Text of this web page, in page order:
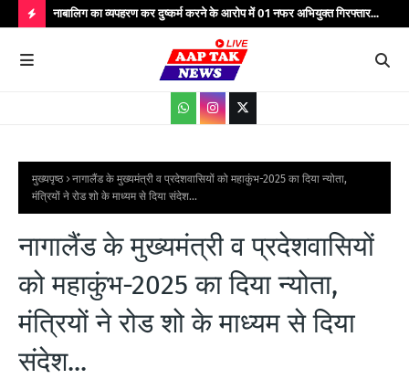
O
S
नाबालिग का व्यपहरण कर दुष्कर्म करने के आरोप में 01 नफर अभियुक्त गिरफ्तार...
मुख्यपृष्ठ
नागालैंड के मुख्यमंत्री व प्रदेशवासियों को महाकुंभ-2025 का दिया न्योता,
मंत्रियों ने रोड शो के माध्यम से दिया संदेश...
नागालैंड के मुख्यमंत्री व प्रदेशवासियों
को महाकुंभ-2025 का दिया न्योता,
मंत्रियों ने रोड शो के माध्यम से दिया
संदेश...